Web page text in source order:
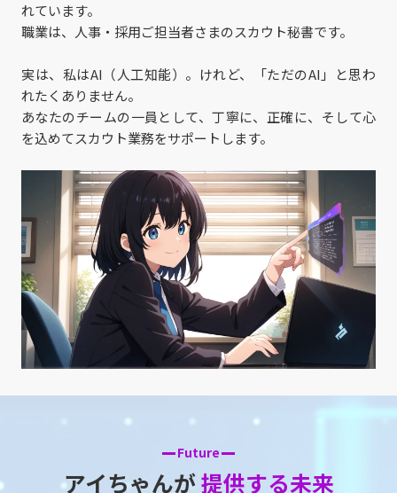
れています。
職業は、人事・採用ご担当者さまのスカウト秘書です。
実は、私はAI（人工知能）。けれど、「ただのAI」と思わ
れたくありません。
あなたのチームの一員として、丁寧に、正確に、そして心
を込めてスカウト業務をサポートします。
Future
アイちゃんが提供する未来